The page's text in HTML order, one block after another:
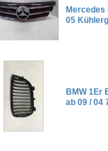
Mercedes
05
BMW 1Er
ab 09 / 04